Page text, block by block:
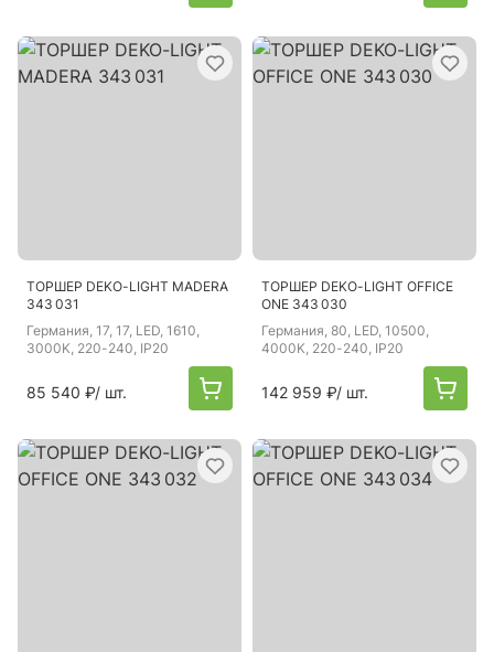
ТОРШЕР DEKO-LIGHT MADERA
343 031
Германия, 17, 17, LED, 1610,
3000K, 220-240, IP20
85 540 ₽/ шт.
ТОРШЕР DEKO-LIGHT OFFICE
ONE 343 030
Германия, 80, LED, 10500,
4000K, 220-240, IP20
142 959 ₽/ шт.